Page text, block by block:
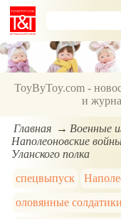
ToyByToy.com -
и
Главная Военные
Наполеоновские
Уланского полка
спецвыпуск
оловянные солдатики